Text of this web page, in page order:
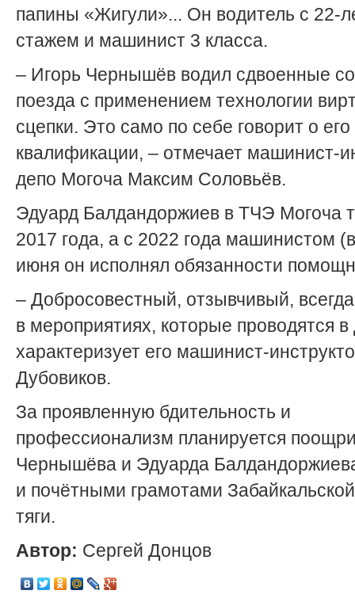
папины «Жигули»... Он водитель с 22-
стажем и машинист 3 класса.
– Игорь Чернышёв водил сдвоенные
поезда с применением технологии
сцепки. Это само по себе говорит о
квалификации, – отмечает машинист-
депо Могоча Максим Соловьёв.
Эдуард Балдандоржиев в ТЧЭ Могоча
2017 года, а с 2022 года машинистом
июня он исполнял обязанности
– Добросовестный, отзывчивый, всегда
в мероприятиях, которые проводятся в
характеризует его машинист-
Дубовиков.
За проявленную бдительность и
профессионализм планируется
Чернышёва и Эдуарда
и почётными грамотами
тяги.
Автор: Сергей Донцов